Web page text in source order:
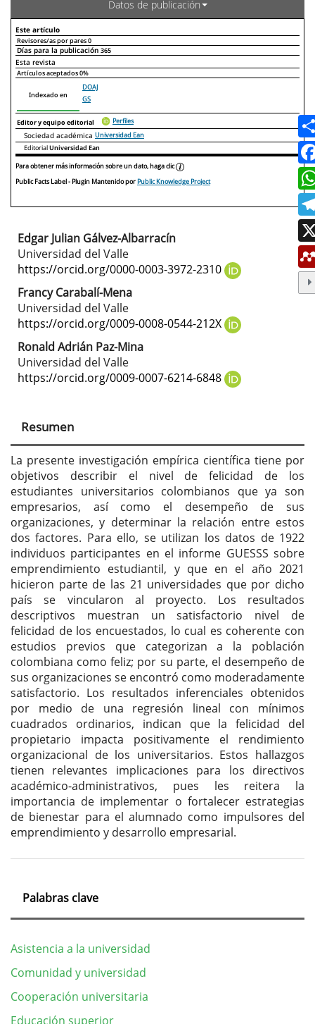
Datos de publicación
Este artículo
Revisores/as por pares0
Días para la publicación 365
Declaraciones de autoría
Esta revista
Artículos aceptados0%
Indexado en
DOAJ
GS
Editor y equipo editorial Perfiles
Sociedad académica Universidad Ean
EditorialUniversidad Ean
Para obtener más información sobre un dato, haga clic
Public Facts Label- Plugin Mantenido por Public Knowledge Project
Contenido
principal
del
artículo
Edgar Julian Gálvez-Albarracín
Universidad del Valle
https://orcid.org/0000-0003-3972-2310
Francy Carabalí-Mena
Universidad del Valle
https://orcid.org/0009-0008-0544-212X
Ronald Adrián Paz-Mina
Universidad del Valle
https://orcid.org/0009-0007-6214-6848
Resumen
La presente investigación empírica científica tiene por
objetivos describir el nivel de felicidad de los
estudiantes universitarios colombianos que ya son
empresarios, así como el desempeño de sus
organizaciones, y determinar la relación entre estos
dos factores. Para ello, se utilizan los datos de 1922
individuos participantes en el informe GUESSS sobre
emprendimiento estudiantil, y que en el año 2021
hicieron parte de las 21 universidades que por dicho
país se vincularon al proyecto. Los resultados
descriptivos muestran un satisfactorio nivel de
felicidad de los encuestados, lo cual es coherente con
estudios previos que categorizan a la población
colombiana como feliz; por su parte, el desempeño de
sus organizaciones se encontró como moderadamente
satisfactorio. Los resultados inferenciales obtenidos
por medio de una regresión lineal con mínimos
cuadrados ordinarios, indican que la felicidad del
propietario impacta positivamente el rendimiento
organizacional de los universitarios. Estos hallazgos
tienen relevantes implicaciones para los directivos
académico-administrativos, pues les reitera la
importancia de implementar o fortalecer estrategias
de bienestar para el alumnado como impulsores del
emprendimiento y desarrollo empresarial.
Palabras clave
Asistencia a la universidad
Comunidad y universidad
Cooperación universitaria
Educación superior